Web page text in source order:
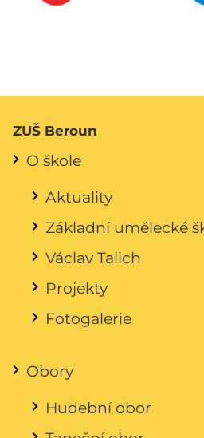
ZUŠ Beroun
O škole
Aktuality
Základní umělecké
Václav Talich
Projekty
Fotogalerie
Obory
Hudební obor